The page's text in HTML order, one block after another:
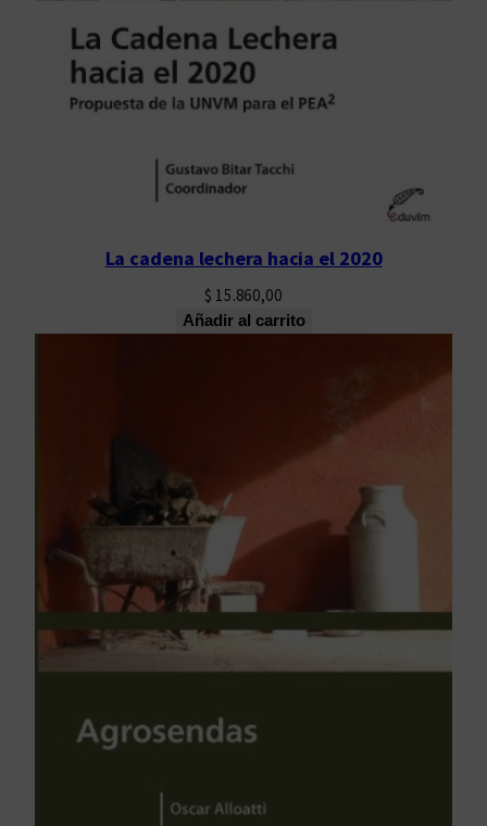
La cadena lechera hacia el 2020
$ 15.860,00
Añadir al carrito